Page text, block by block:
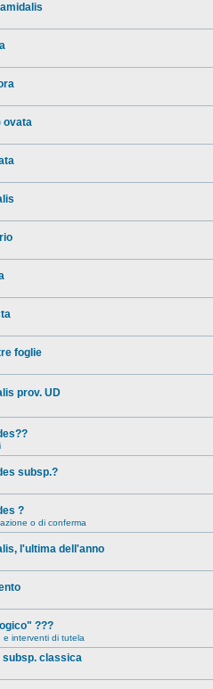
ovata
foglie
prov. UD
subsp.?
?
o di conferma
l'ultima dell'anno
???
interventi di tutela
subsp. classica